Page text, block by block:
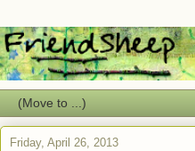
Friday, April 26, 2013